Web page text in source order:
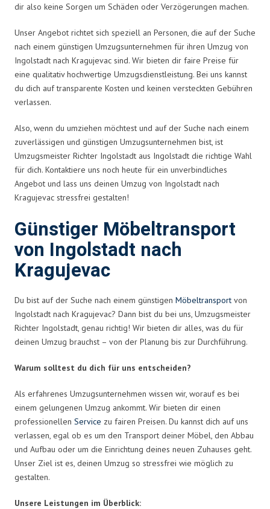
dir also keine Sorgen um Schäden oder Verzögerungen machen.
Unser Angebot richtet sich speziell an Personen, die auf der Suche
nach einem günstigen Umzugsunternehmen für ihren Umzug von
Ingolstadt nach Kragujevac sind. Wir bieten dir faire Preise für
eine qualitativ hochwertige Umzugsdienstleistung. Bei uns kannst
du dich auf transparente Kosten und keinen versteckten Gebühren
verlassen.
Also, wenn du umziehen möchtest und auf der Suche nach einem
zuverlässigen und günstigen Umzugsunternehmen bist, ist
Umzugsmeister Richter Ingolstadt aus Ingolstadt die richtige Wahl
für dich. Kontaktiere uns noch heute für ein unverbindliches
Angebot und lass uns deinen Umzug von Ingolstadt nach
Kragujevac stressfrei gestalten!
Günstiger Möbeltransport
von Ingolstadt nach
Kragujevac
Du bist auf der Suche nach einem günstigen Möbeltransport von
Ingolstadt nach Kragujevac? Dann bist du bei uns, Umzugsmeister
Richter Ingolstadt, genau richtig! Wir bieten dir alles, was du für
deinen Umzug brauchst – von der Planung bis zur Durchführung.
Warum solltest du dich für uns entscheiden?
Als erfahrenes Umzugsunternehmen wissen wir, worauf es bei
einem gelungenen Umzug ankommt. Wir bieten dir einen
professionellen Service zu fairen Preisen. Du kannst dich auf uns
verlassen, egal ob es um den Transport deiner Möbel, den Abbau
und Aufbau oder um die Einrichtung deines neuen Zuhauses geht.
Unser Ziel ist es, deinen Umzug so stressfrei wie möglich zu
gestalten.
Unsere Leistungen im Überblick: